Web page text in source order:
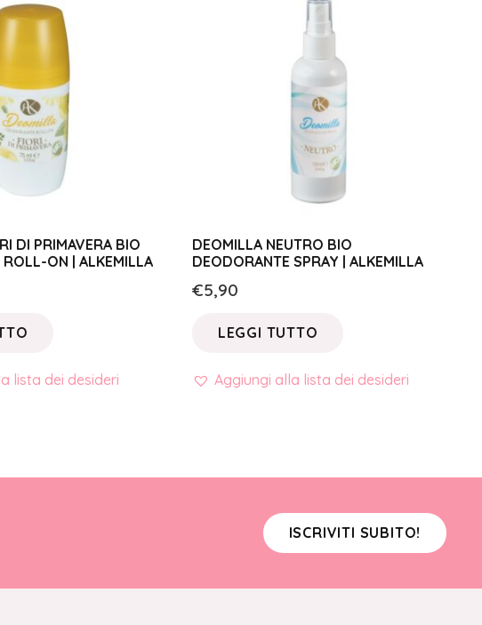
DI PRIMAVERA BIO
ON | ALKEMILLA
lista dei desideri
DEOMILLA NEUTRO BIO
DEODORANTE SPRAY | ALKEMILLA
€5,90
LEGGI TUTTO
Aggiungi alla lista dei desideri
ISCRIVITI SUBITO!